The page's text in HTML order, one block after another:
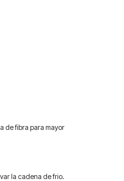
de fibra para mayor
la cadena de frio.